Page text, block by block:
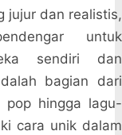
jujur dan realistis,
untuk
sendiri dan
bagian dari
pop hingga lagu-
cara unik dalam